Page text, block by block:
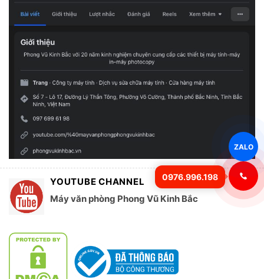
ZALO
0976.996.198
YOUTUBE CHANNEL
Máy văn phòng Phong Vũ Kinh Bắc